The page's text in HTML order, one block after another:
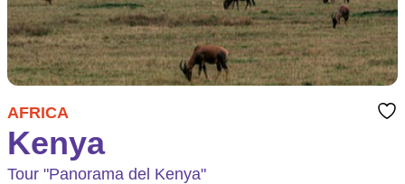
AFRICA
Kenya
Tour "Panorama del Kenya"